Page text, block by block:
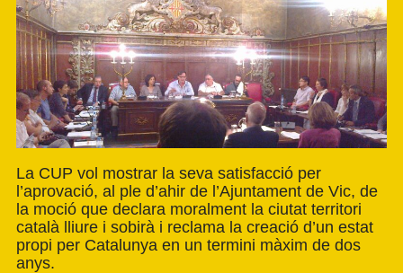
La CUP vol mostrar la seva satisfacció per
l’aprovació, al ple d’ahir de l’Ajuntament de Vic, de
la moció que declara moralment la ciutat territori
català lliure i sobirà i reclama la creació d’un estat
propi per Catalunya en un termini màxim de dos
anys.